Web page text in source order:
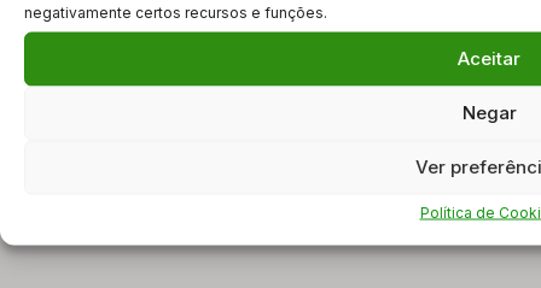
negativamente certos recursos e funções.
Aceitar
Negar
Ver
Política de
disse que o requerimento foi enviado por equívoco e